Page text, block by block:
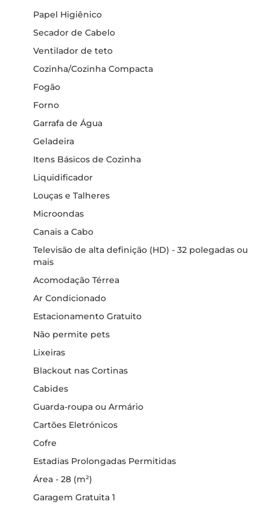
Papel Higiênico
Secador de Cabelo
Ventilador de teto
Cozinha/Cozinha Compacta
Fogão
Forno
Garrafa de Água
Geladeira
Itens Básicos de Cozinha
Liquidificador
Louças e Talheres
Microondas
Canais a Cabo
Televisão de alta definição (HD) - 32 polegadas ou
mais
Acomodação Térrea
Ar Condicionado
Estacionamento Gratuito
Não permite pets
Lixeiras
Blackout nas Cortinas
Cabides
Guarda-roupa ou Armário
Cartões Eletrónicos
Cofre
Estadias Prolongadas Permitidas
Área - 28 (m²)
Garagem Gratuita 1